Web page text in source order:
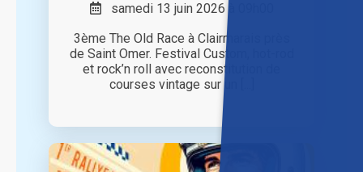
samedi 13 juin 2026 à 09h00
3ème The Old Race à Clairmarais près
de Saint Omer. Festival Custom, hot-rod
et rock’n roll avec reconstitution de
courses vintage sur un [...]